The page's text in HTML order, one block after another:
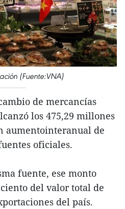
(Fuente:VNA)
de mercancías
los 475,29 millones
aumentointeranual de
oficiales.
fuente, ese monto
del valor total de
del país.